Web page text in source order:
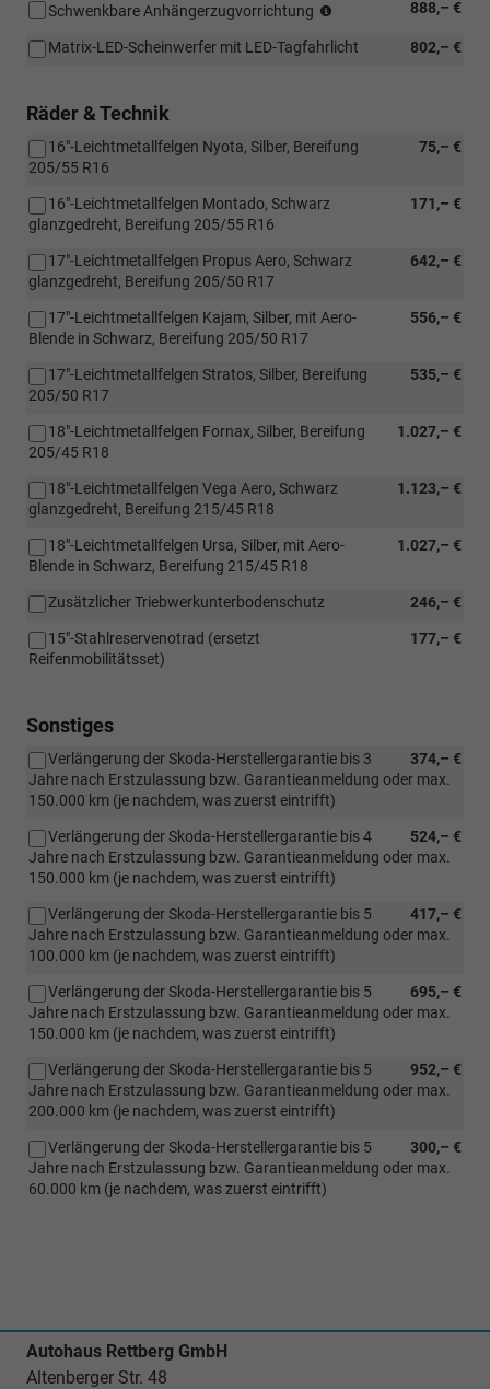
Verbindung
[1M6]
888,– €
Schwenkbare Anhängerzugvorrichtung
Verbindung802,– €
Matrix-LED-Scheinwerfer mit LED-Tagfahrlicht
Räder & Technik
75,– €
16"-Leichtmetallfelgen Nyota, Silber, Bereifung
205/55 R16
171,– €
16"-Leichtmetallfelgen Montado, Schwarz
glanzgedreht, Bereifung 205/55 R16
642,– €
17"-Leichtmetallfelgen Propus Aero, Schwarz
glanzgedreht, Bereifung 205/50 R17
556,– €
17"-Leichtmetallfelgen Kajam, Silber, mit Aero-
Blende in Schwarz, Bereifung 205/50 R17
535,– €
17"-Leichtmetallfelgen Stratos, Silber, Bereifung
205/50 R17
1.027,– €
18"-Leichtmetallfelgen Fornax, Silber, Bereifung
205/45 R18
1.123,– €
18"-Leichtmetallfelgen Vega Aero, Schwarz
glanzgedreht, Bereifung 215/45 R18
1.027,– €
18"-Leichtmetallfelgen Ursa, Silber, mit Aero-
Blende in Schwarz, Bereifung 215/45 R18
246,– €
Zusätzlicher Triebwerkunterbodenschutz
177,– €
15"-Stahlreservenotrad (ersetzt
Reifenmobilitätsset)
Sonstiges
374,– €
Verlängerung der Skoda-Herstellergarantie bis 3
Jahre nach Erstzulassung bzw. Garantieanmeldung oder max.
150.000 km (je nachdem, was zuerst eintrifft)
524,– €
Verlängerung der Skoda-Herstellergarantie bis 4
Jahre nach Erstzulassung bzw. Garantieanmeldung oder max.
150.000 km (je nachdem, was zuerst eintrifft)
417,– €
Verlängerung der Skoda-Herstellergarantie bis 5
Jahre nach Erstzulassung bzw. Garantieanmeldung oder max.
100.000 km (je nachdem, was zuerst eintrifft)
695,– €
Verlängerung der Skoda-Herstellergarantie bis 5
Jahre nach Erstzulassung bzw. Garantieanmeldung oder max.
150.000 km (je nachdem, was zuerst eintrifft)
952,– €
Verlängerung der Skoda-Herstellergarantie bis 5
Jahre nach Erstzulassung bzw. Garantieanmeldung oder max.
200.000 km (je nachdem, was zuerst eintrifft)
300,– €
Verlängerung der Skoda-Herstellergarantie bis 5
Jahre nach Erstzulassung bzw. Garantieanmeldung oder max.
60.000 km (je nachdem, was zuerst eintrifft)
Autohaus Rettberg GmbH
Altenberger Str. 48